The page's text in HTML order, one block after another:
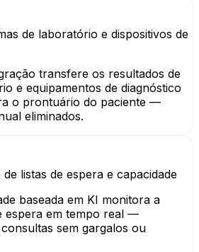
de laboratório e dispositivos de
transfere os resultados de
e equipamentos de diagnóstico
o prontuário do paciente —
eliminados.
listas de espera e capacidade
baseada em KI monitora a
espera em tempo real —
sem gargalos ou